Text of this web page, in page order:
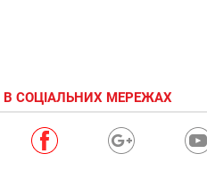
СОЦІАЛЬНИХ МЕРЕЖАХ